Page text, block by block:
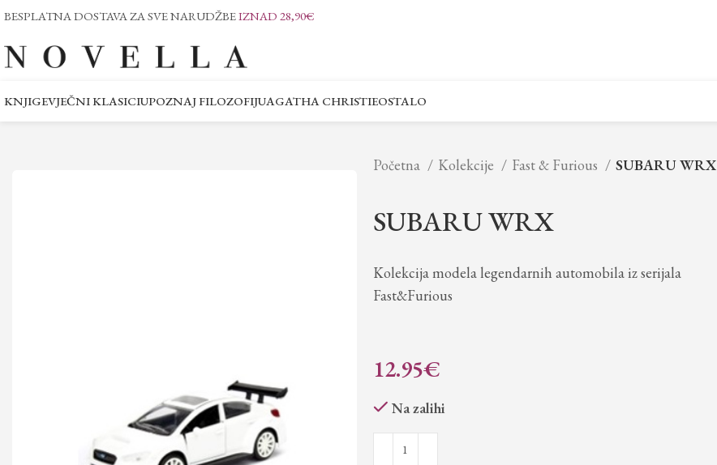
BESPLATNA DOSTAVA ZA SVE NARUDŽBEIZNAD 28,90€
KNJIGEVJEČNI KLASICIUPOZNAJ FILOZOFIJUAGATHA CHRISTIEOSTALO
Početna Kolekcije Fast & Furious SUBARU WRX
SUBARU WRX
Kolekcija modela legendarnih automobila iz serijala
Fast&Furious
12.95€
Na zalihi